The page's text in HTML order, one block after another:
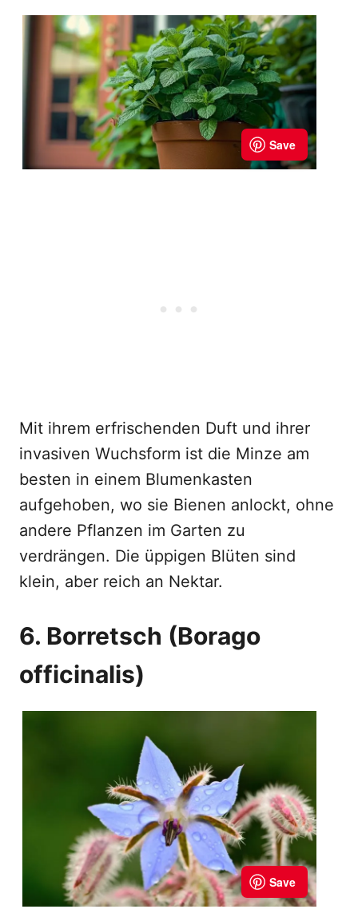
Mit ihrem erfrischenden Duft und ihrer
invasiven Wuchsform ist die Minze am
besten in einem Blumenkasten
aufgehoben, wo sie Bienen anlockt, ohne
andere Pflanzen im Garten zu
verdrängen. Die üppigen Blüten sind
klein, aber reich an Nektar.
6. Borretsch (Borago
officinalis)